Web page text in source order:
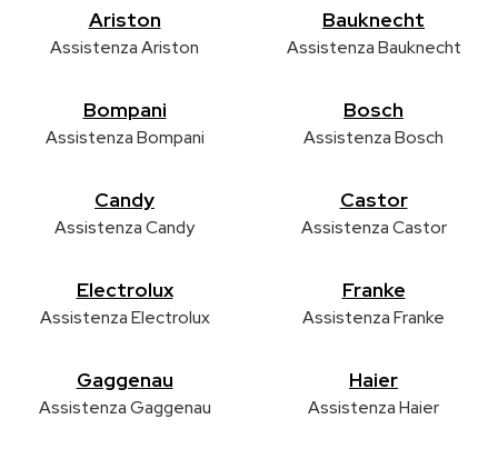
Ariston
Assistenza Ariston
Bauknecht
Assistenza Bauknecht
Bompani
Assistenza Bompani
Bosch
Assistenza Bosch
Candy
Assistenza Candy
Castor
Assistenza Castor
Electrolux
Assistenza Electrolux
Franke
Assistenza Franke
Gaggenau
Assistenza Gaggenau
Haier
Assistenza Haier